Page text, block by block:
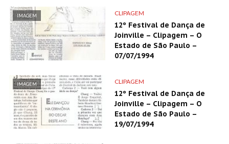
IMAGEM CLIPAGEM
12º Festival de Dança de
Joinville – Clipagem – O
Estado de São Paulo –
07/07/1994
IMAGEM CLIPAGEM
12º Festival de Dança de
Joinville – Clipagem – O
Estado de São Paulo –
19/07/1994